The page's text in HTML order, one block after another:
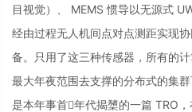
目视觉）、 MEMS 惯导以无源式
经由过程无人机间点对点测距实现
备。只用了这三种传感器，所有的
最大年夜范围去支撑的分布式的集
是本年事首年代揭橥的一篇 TRO